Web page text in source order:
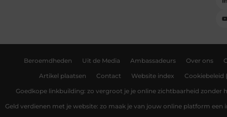
Beroemdheden Uit de Media Ambassadeurs Over ons
Artikel plaatsen Contact Website index Cookiebeleid
Goedkope linkbuilding: zo vergroot je je online zichtbaarheid zonder
Geld verdienen met je website: zo maak je van jouw online platform